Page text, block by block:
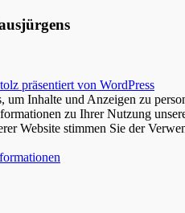
präsentiert von WordPress
um Inhalte und Anzeigen zu
zu Ihrer Nutzung
Website stimmen Sie der